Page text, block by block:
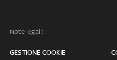
Note legali:
GESTIONE COOKIE